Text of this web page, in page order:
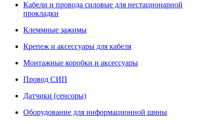
Кабели и провода силовые для нестационарной
прокладки
Клеммные зажимы
Крепеж и аксессуары для кабеля
Монтажные коробки и аксессуары
Провод СИП
Датчики (сенсоры)
Оборудование для информационной шины